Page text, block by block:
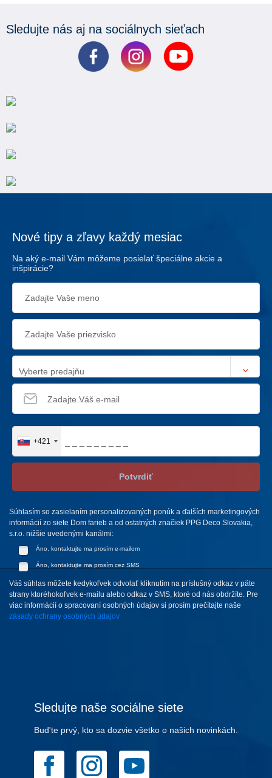
Sledujte nás aj na sociálnych sieťach
Nové tipy a zľavy každý mesiac
Na aký e-mail Vám môžeme posielať špeciálne akcie a
inšpirácie?
Vyberte predajňu
+421
Potvrdiť
Súhlasím so zasielaním personalizovaných ponúk a ďalších marketingových
informácií zo siete Dom farieb a od ostatných značiek PPG Deco Slovakia,
s.r.o. nižšie uvedenými kanálmi:
Áno, kontaktujte ma prosím e-mailom
Áno, kontaktujte ma prosím cez SMS
Váš súhlas môžete kedykoľvek odvolať kliknutím na príslušný odkaz v päte
strany ktoréhokoľvek e-mailu alebo odkaz v SMS, ktoré od nás obdržíte. Pre
viac informácií o spracovaní osobných údajov si prosím prečítajte naše
zásady ochrany osobných údajov
Sledujte naše sociálne siete
Bud'te prvý, kto sa dozvie všetko o našich novinkách.